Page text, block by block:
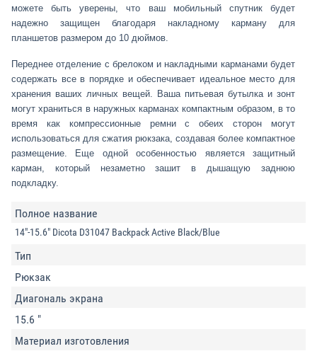
можете быть уверены, что ваш мобильный спутник будет
надежно защищен благодаря накладному карману для
планшетов размером до 10 дюймов.
Переднее отделение с брелоком и накладными карманами будет
содержать все в порядке и обеспечивает идеальное место для
хранения ваших личных вещей. Ваша питьевая бутылка и зонт
могут храниться в наружных карманах компактным образом, в то
время как компрессионные ремни с обеих сторон могут
использоваться для сжатия рюкзака, создавая более компактное
размещение. Еще одной особенностью является защитный
карман, который незаметно зашит в дышащую заднюю
подкладку.
Полное название
14"-15.6" Dicota D31047 Backpack Active Black/Blue
Тип
Рюкзак
Диагональ экрана
15.6 "
Материал изготовления